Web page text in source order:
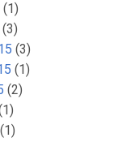
(1)
(3)
(3)
(1)
(2)
(1)